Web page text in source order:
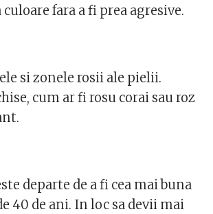
fara a fi prea agresive.
si zonele rosii ale pielii.
cum ar fi rosu corai sau roz
departe de a fi cea mai buna
40 de ani. In loc sa devii mai